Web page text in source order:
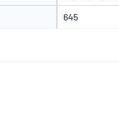
645